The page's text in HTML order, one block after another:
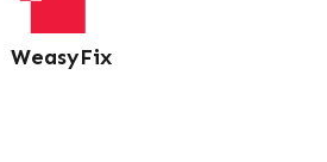
WeasyFix